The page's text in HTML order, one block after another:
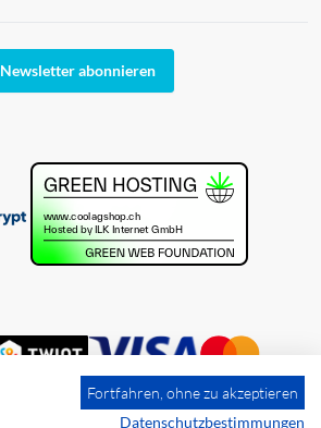
Newsletter abonnieren
Fortfahren, ohne zu akzeptieren
Datenschutzbestimmungen